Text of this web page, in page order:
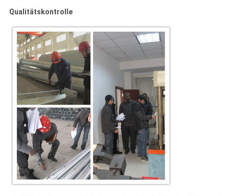
Qualitätskontrolle